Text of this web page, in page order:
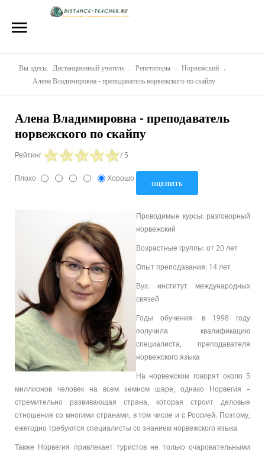
Репетиторы
Стоимость
Акции
Материалы
Вы здесь: Дистанционный учитель . Репетиторы . Норвежский .
Алена Владимировна - преподаватель норвежского по скайпу
Алена Владимировна - преподаватель
норвежского по скайпу
Рейтинг / 5
Плохо Хорошо
Проводимые курсы: разговорный
норвежский
Возрастные группы: от 20 лет
Опыт преподавания: 14 лет
Вуз: институт международных
связей
Годы обучения: в 1998 году
получила квалификацию
специалиста, преподавателя
норвежского языка
На норвежском говорят около 5
миллионов человек на всем земном шаре, однако Норвегия –
стремительно развивающая страна, которая строит деловые
отношения со многими странами, в том числе и с Россией. Поэтому,
ежегодно требуются специалисты со знанием норвежского языка.
Также Норвегия привлекает туристов не только очаровательными